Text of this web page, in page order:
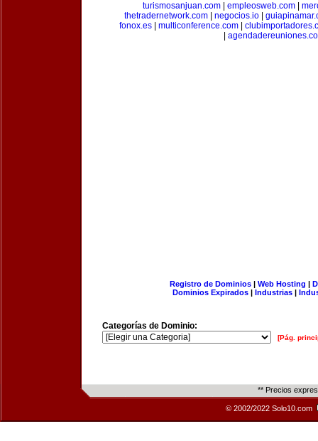
turismosanjuan.com| empleosweb.com|
thetradernetwork.com
negocios.io
fonox.es| multiconference.com|
Registro de Dominios| Web Hosting |
Dominios Expirados | Industrias |
Categorías de Dominio:
[Pág.
** Precios
© 2002/2022 Solo10.com